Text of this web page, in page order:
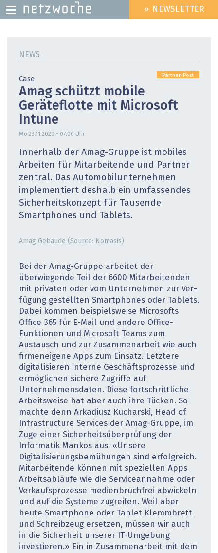
Inhalt
HEADER
MENU
» NEWSLETTER
NEWS
Partner-Post
Case
Amag schützt mobile
Geräteflotte mit Microsoft
Intune
Mo 23.11.2020 - 07:00 Uhr
Innerhalb der Amag-Gruppe ist mobiles
Arbeiten für Mitarbeitende und Partner
zentral. Das Automobilunternehmen
implementiert deshalb ein umfassendes
Sicherheitskonzept für Tausende
Smartphones und Tablets.
Amag Gebäude (Source: Nomasis)
Bei der Amag-Gruppe arbeitet der
überwiegende Teil der 6600 Mitarbeitenden
mit privaten oder vom Unternehmen zur Ver­
fügung gestellten Smartphones oder Tablets.
Dabei kommen beispielsweise Microsofts
Office 365 für E-Mail und andere Office-
Funktionen und Microsoft Teams zum
Austausch und zur Zusammenarbeit wie auch
firmeneigene Apps zum Einsatz. Letztere
digitalisieren interne Geschäftsprozesse und
ermöglichen sichere Zugriffe auf
Unternehmensdaten. Diese fortschrittliche
Arbeitsweise hat aber auch ihre Tücken. So
machte denn Arkadiusz Kucharski, Head of
Infrastructure Services der Amag-Gruppe, im
Zuge einer Sicherheitsüberprüfung der
Informatik Mankos aus: «Unsere
Digitalisierungsbemühungen sind erfolgreich.
Mitarbeitende können mit speziellen Apps
Arbeitsabläufe wie die Serviceannahme oder
Verkaufsprozesse medienbruchfrei abwickeln
und auf die Systeme zugreifen. Weil aber
heute Smartphone oder Tablet Klemmbrett
und Schreibzeug ersetzen, müssen wir auch
in die Sicherheit unserer IT-Umgebung
investieren.» Ein in Zusammenarbeit mit dem